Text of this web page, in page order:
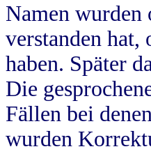
Namen wurden
verstanden hat,
haben. Später
Die
Fällen bei
wurden